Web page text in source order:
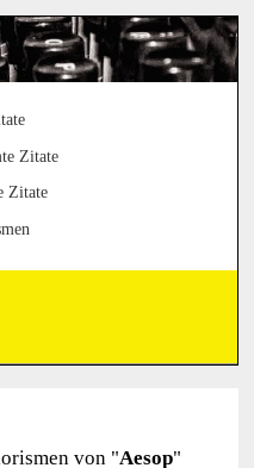
Zitate
Zitate
von "Aesop"